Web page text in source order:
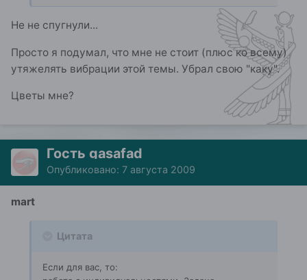
Не не спугнули...
Просто я подумал, что мне не стоит (плюс ко всему)
утяжелять вибрации этой темы. Убрал свою "каку".
Цветы мне?
Гость gasafad
Опубликовано: 7 августа 2009
mart
Цитата
Если для вас, то: